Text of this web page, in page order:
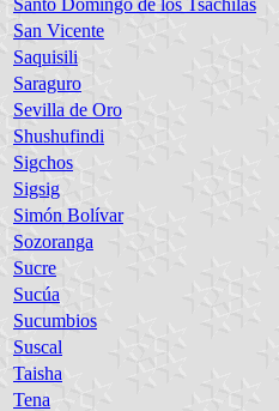
San Vicente
Saquisili
Saraguro
Sevilla de Oro
Shushufindi
Sigchos
Sigsig
Simón Bolívar
Sozoranga
Sucre
Sucúa
Sucumbios
Suscal
Taisha
Tena